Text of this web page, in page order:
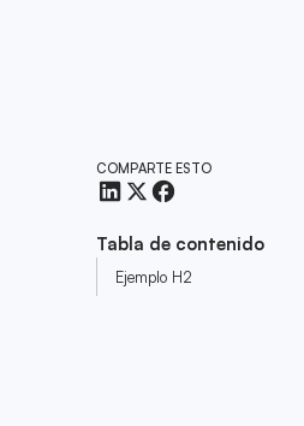
COMPARTE ESTO
Tabla de contenido
Ejemplo H2